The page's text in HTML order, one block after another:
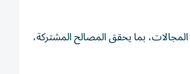
بما يحقق المصالح المشتركة،